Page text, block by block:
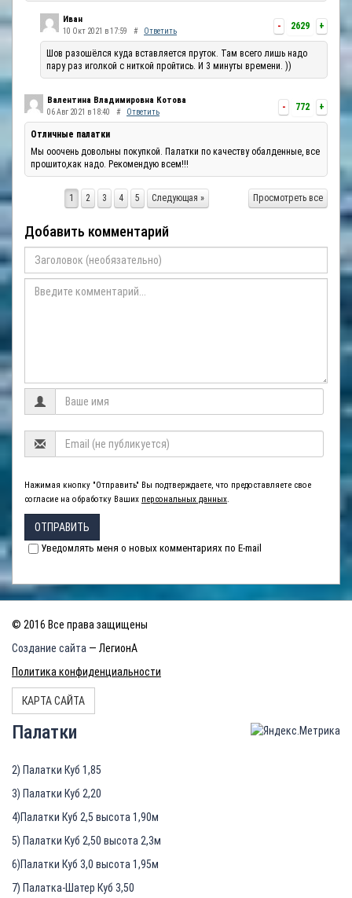
- 2629 +
Иван
10 Окт 2021 в 17:59 # Ответить
Шов разошёлся куда вставляется пруток. Там всего лишь надо
пару раз иголкой с ниткой пройтись. И 3 минуты времени. ))
- 772 +
Валентина Владимировна Котова
06 Авг 2021 в 18:40 # Ответить
Отличные палатки
Мы ооочень довольны покупкой. Палатки по качеству обалденные, все
прошито,как надо. Рекомендую всем!!!
Просмотреть все
1 2 3 4 5 Следующая »
Добавить комментарий
Нажимая кнопку "Отправить" Вы подтверждаете, что предоставляете свое
согласие на обработку Ваших персональных данных.
ОТПРАВИТЬ
Уведомлять меня о новых комментариях по E-mail
© 2016 Все права защищены
Создание сайта — ЛегионА
Политика конфиденциальности
КАРТА САЙТА
Палатки
2) Палатки Куб 1,85
3) Палатки Куб 2,20
4)Палатки Куб 2,5 высота 1,90м
5) Палатки Куб 2,50 высота 2,3м
6)Палатки Куб 3,0 высота 1,95м
7) Палатка-Шатер Куб 3,50